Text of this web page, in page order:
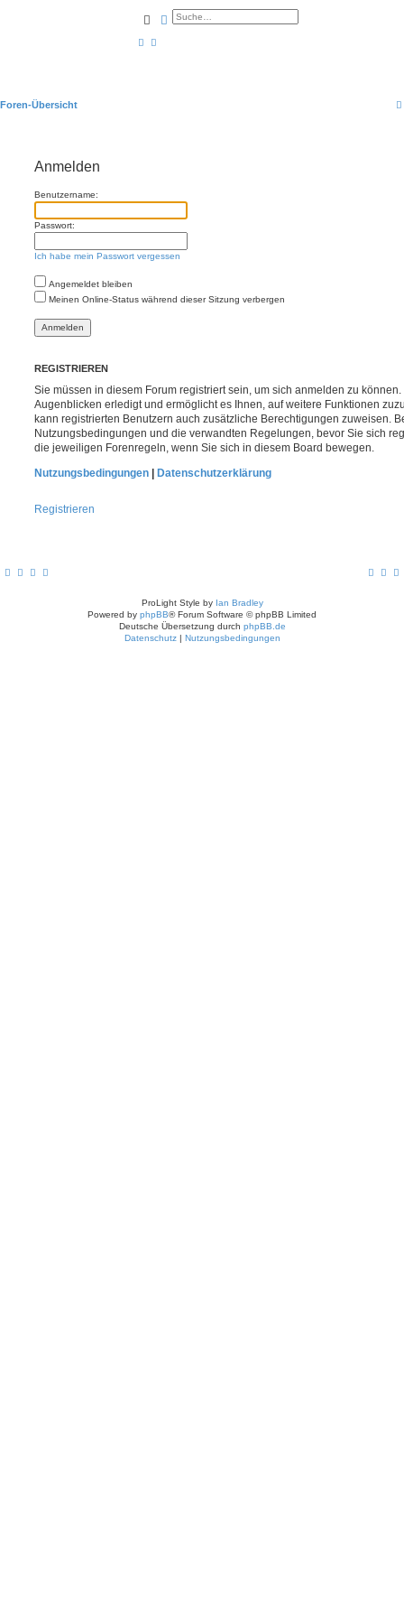
SucheErweiterte Suche
Foren-Übersicht
Anmelden
Benutzername:
Passwort:
Ich habe mein Passwort vergessen
Angemeldet bleiben
Meinen Online-Status während dieser Sitzung verbergen
REGISTRIEREN
Sie müssen in diesem Forum registriert sein, um sich anmelden zu
Augenblicken erledigt und ermöglicht es Ihnen, auf weitere Funktionen
kann registrierten Benutzern auch zusätzliche Berechtigungen zuweisen.
Nutzungsbedingungen und die verwandten Regelungen, bevor Sie sich
die jeweiligen Forenregeln, wenn Sie sich in diesem Board bewegen.
Nutzungsbedingungen | Datenschutzerklärung
Registrieren
ProLight Style by Ian Bradley
Powered by phpBB® Forum Software © phpBB Limited
Deutsche Übersetzung durch phpBB.de
Datenschutz| Nutzungsbedingungen